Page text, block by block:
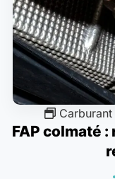
FAP colmaté